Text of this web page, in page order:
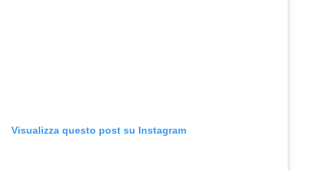
Visualizza questo post su Instagram